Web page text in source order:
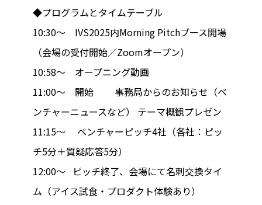
◆プログラムとタイムテーブル
10:30～ IVS2025内Morning Pitchブース開場
（会場の受付開始／Zoomオープン）
10:58～ オープニング動画
11:00～ 開始 事務局からのお知らせ（ベ
ンチャーニュースなど） テーマ概観プレゼン
11:15～ ベンチャーピッチ4社（各社：ピッ
チ5分＋質疑応答5分）
12:00～ ピッチ終了、会場にて名刺交換タイ
ム（アイス試食・プロダクト体験あり）